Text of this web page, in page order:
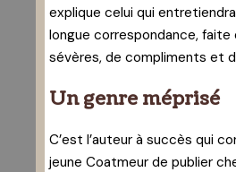
explique celui qui
longue correspondance,
sévères, de compliments et
Un genre méprisé
C’est l’auteur à succès qui
jeune Coatmeur de publier